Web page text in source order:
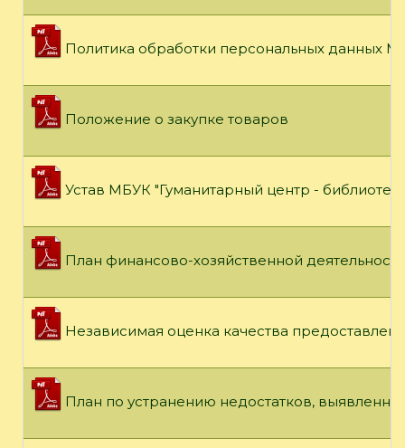
Политика обработки персональных данных
Положение о закупке товаров
Устав МБУК "Гуманитарный центр -
План финансово-хозяйственной
Независимая оценка качества
План по устранению недостатков,